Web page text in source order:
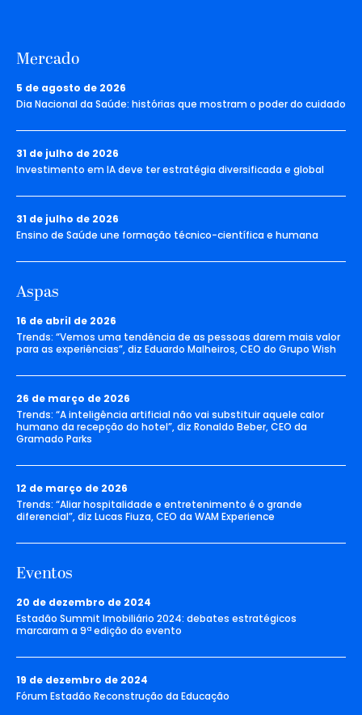
Mercado
5 de agosto de 2026
Dia Nacional da Saúde: histórias que mostram o poder do cuidado
31 de julho de 2026
Investimento em IA deve ter estratégia diversificada e global
31 de julho de 2026
Ensino de Saúde une formação técnico-científica e humana
Aspas
16 de abril de 2026
Trends: “Vemos uma tendência de as pessoas darem mais valor
para as experiências”, diz Eduardo Malheiros, CEO do Grupo Wish
26 de março de 2026
Trends: “A inteligência artificial não vai substituir aquele calor
humano da recepção do hotel”, diz Ronaldo Beber, CEO da
Gramado Parks
12 de março de 2026
Trends: “Aliar hospitalidade e entretenimento é o grande
diferencial”, diz Lucas Fiuza, CEO da WAM Experience
Eventos
20 de dezembro de 2024
Estadão Summit Imobiliário 2024: debates estratégicos
marcaram a 9ª edição do evento
19 de dezembro de 2024
Fórum Estadão Reconstrução da Educação